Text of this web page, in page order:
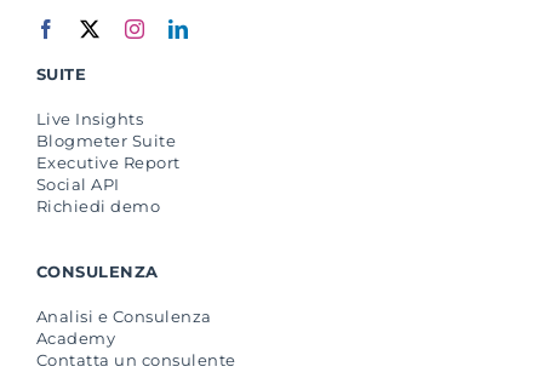
SUITE
Live Insights
Blogmeter Suite
Executive Report
Social API
Richiedi demo
CONSULENZA
Analisi e Consulenza
Academy
Contatta un consulente